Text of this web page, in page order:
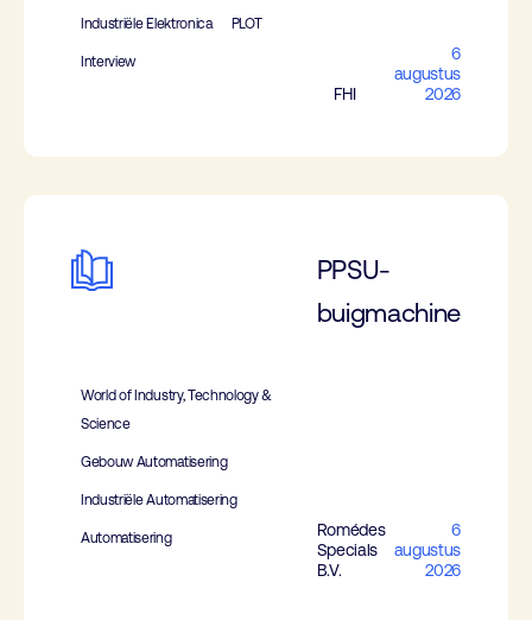
Industriële Elektronica PLOT
Interview
FHI
6
augustus
2026
PPSU-
buigmachine
World of Industry, Technology &
Science
Gebouw Automatisering
Industriële Automatisering
Automatisering
Romédes
Specials
B.V.
6
augustus
2026